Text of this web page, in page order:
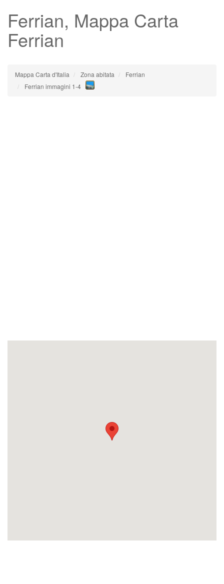
Ferrian, Mappa Carta
Ferrian
Mappa Carta d'Italia Zona abitata
Ferrian
Ferrian immagini 1-4